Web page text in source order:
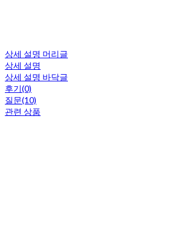
상세 설명 머리글
상세 설명
상세 설명 바닥글
후기(0)
질문(10)
관련 상품